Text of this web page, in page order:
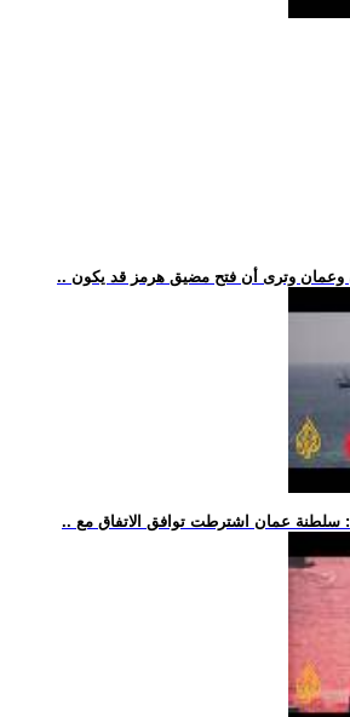
وعمان وترى أن فتح مضيق هرمز قد يكون
سلطنة عمان اشترطت توافق الاتفاق مع